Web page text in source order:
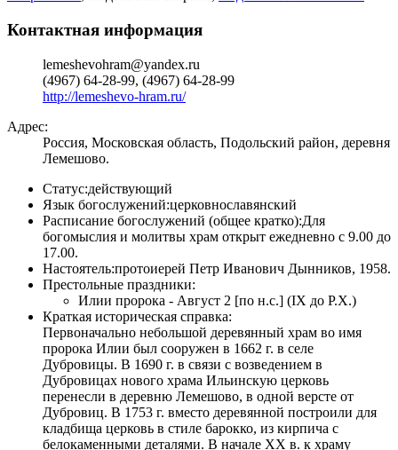
Контактная информация
lemeshevohram@yandex.ru
(4967) 64-28-99, (4967) 64-28-99
http://lemeshevo-hram.ru/
Адрес:
Россия, Московская область, Подольский район, деревня
Лемешово.
Статус:действующий
Язык богослужений:церковнославянский
Расписание богослужений (общее кратко):Для
богомыслия и молитвы храм открыт ежедневно с 9.00 до
17.00.
Настоятель:протоиерей Петр Иванович Дынников, 1958.
Престольные праздники:
Илии пророка - Август 2 [по н.с.] (IX до Р.Х.)
Краткая историческая справка:
Первоначально небольшой деревянный храм во имя
пророка Илии был сооружен в 1662 г. в селе
Дубровицы. В 1690 г. в связи с возведением в
Дубровицах нового храма Ильинскую церковь
перенесли в деревню Лемешово, в одной версте от
Дубровиц. В 1753 г. вместо деревянной построили для
кладбища церковь в стиле барокко, из кирпича с
белокаменными деталями. В начале XX в. к храму